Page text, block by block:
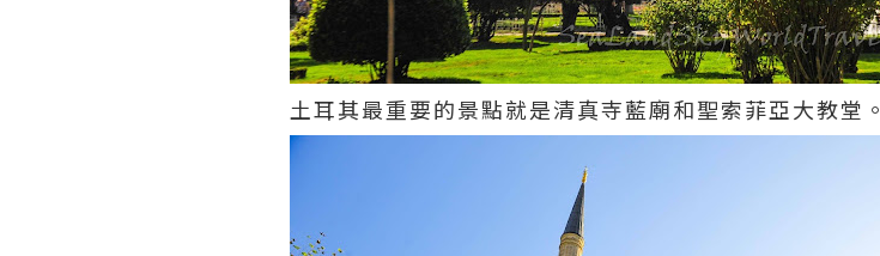
土耳其最重要的景點就是清真寺藍廟和聖索菲亞大教堂。